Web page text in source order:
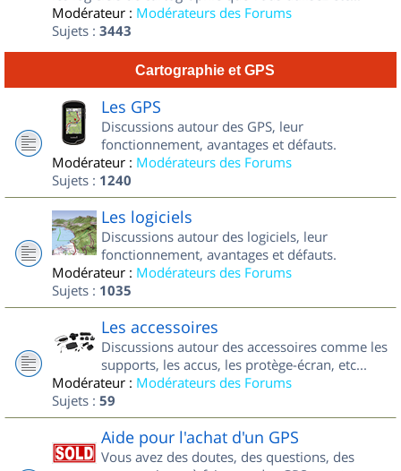
Modérateur : Modérateurs des Forums
Sujets : 3443
Cartographie et GPS
Les GPS
Discussions autour des GPS, leur
fonctionnement, avantages et défauts.
Modérateur : Modérateurs des Forums
Sujets : 1240
Les logiciels
Discussions autour des logiciels, leur
fonctionnement, avantages et défauts.
Modérateur : Modérateurs des Forums
Sujets : 1035
Les accessoires
Discussions autour des accessoires comme les
supports, les accus, les protège-écran, etc...
Modérateur : Modérateurs des Forums
Sujets : 59
Aide pour l'achat d'un GPS
Vous avez des doutes, des questions, des